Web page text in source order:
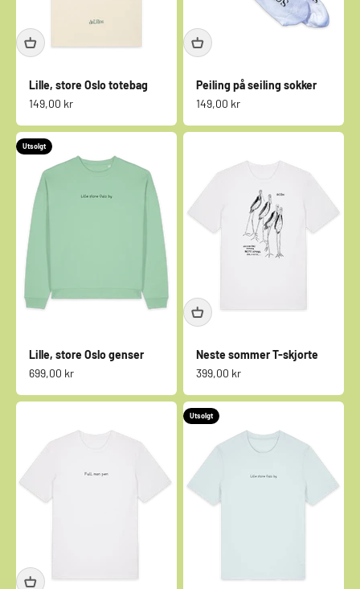
Lille, store Oslo totebag
Salgspris
149,00 kr
Peiling på seiling sokker
Salgspris
149,00 kr
Utsolgt
Lille, store Oslo genser
Salgspris
699,00 kr
Neste sommer T-skjorte
Salgspris
399,00 kr
Utsolgt